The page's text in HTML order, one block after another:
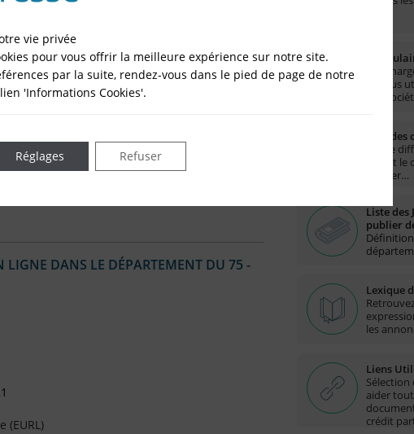
LIGNE DANS LE DÉPARTEMENT DU 75 -
(EURL)
les plus
des
Liste des
Quelle
NAF et
trouver…
Liste
publier
Lexique
les
Liens
aider
crédit
vie privée
pour vous offrir la meilleure expérience sur notre site.
par la suite, rendez-vous dans le pied de page de notre
'Informations Cookies'.
Refuser
Réglages